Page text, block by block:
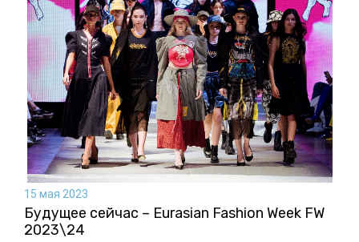
15 мая 2023
Будущее сейчас – Eurasian Fashion Week FW
2023\24